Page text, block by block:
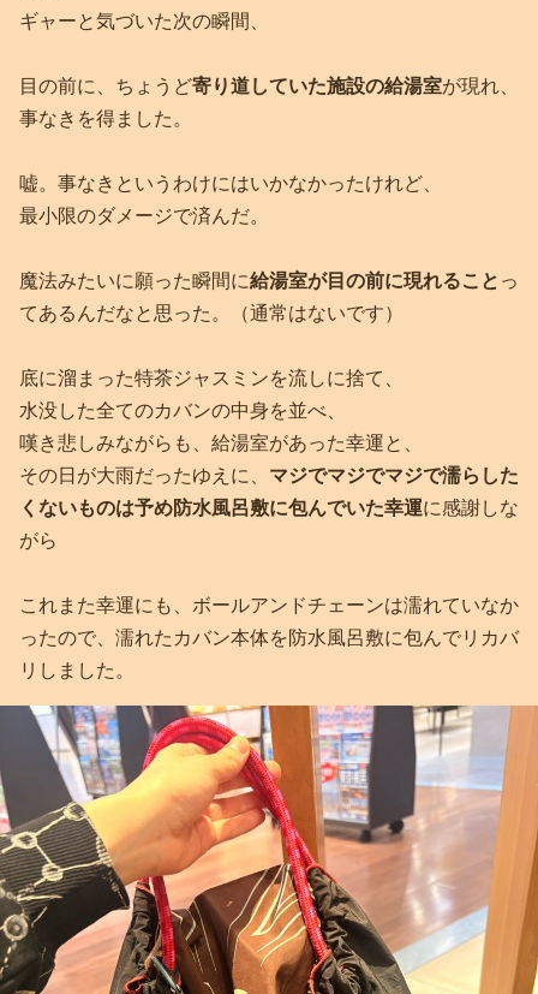
ギャーと気づいた次の瞬間、
目の前に、ちょうど寄り道していた施設の給湯室が現れ、
事なきを得ました。
嘘。事なきというわけにはいかなかったけれど、
最小限のダメージで済んだ。
魔法みたいに願った瞬間に給湯室が目の前に現れること っ
てあるんだなと思った。（通常はないです）
底に溜まった特茶ジャスミンを流しに捨て、
水没した全てのカバンの中身を並べ、
嘆き悲しみながらも、給湯室があった幸運と、
その日が大雨だったゆえに、 マジでマジでマジで濡らした
くないものは予め防水風呂敷に包んでいた幸運に感謝しな
がら
これまた幸運にも、ボールアンドチェーンは濡れていなか
ったので、濡れたカバン本体を防水風呂敷に包んでリカバ
リしました。